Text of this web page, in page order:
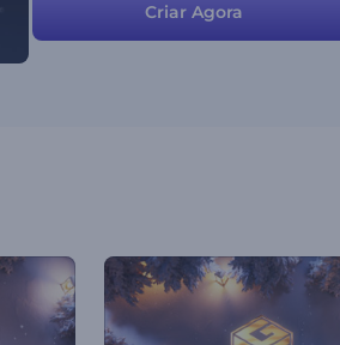
Criar Agora